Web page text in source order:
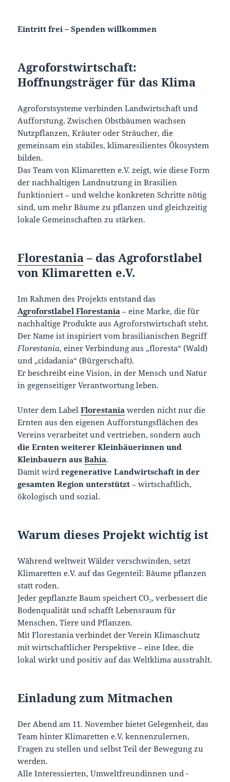
Eintritt frei – Spenden willkommen
Agroforstwirtschaft:
Hoffnungsträger für das Klima
Agroforstsysteme verbinden Landwirtschaft und
Aufforstung. Zwischen Obstbäumen wachsen
Nutzpflanzen, Kräuter oder Sträucher, die
gemeinsam ein stabiles, klimaresilientes Ökosystem
bilden.
Das Team von Klimaretten e.V. zeigt, wie diese Form
der nachhaltigen Landnutzung in Brasilien
funktioniert – und welche konkreten Schritte nötig
sind, um mehr Bäume zu pflanzen und gleichzeitig
lokale Gemeinschaften zu stärken.
Florestania– das Agroforstlabel
von Klimaretten e.V.
Im Rahmen des Projekts entstand das
Agroforstlabel Florestania – eine Marke, die für
nachhaltige Produkte aus Agroforstwirtschaft steht.
Der Name ist inspiriert vom brasilianischen Begriff
Florestania, einer Verbindung aus „floresta“ (Wald)
und „cidadania“ (Bürgerschaft).
Er beschreibt eine Vision, in der Mensch und Natur
in gegenseitiger Verantwortung leben.
Unter dem LabelFlorestania werden nicht nur die
Ernten aus den eigenen Aufforstungsflächen des
Vereins verarbeitet und vertrieben, sondern auch
die Ernten weiterer Kleinbäuerinnen und
Kleinbauern ausBahia.
Damit wirdregenerative Landwirtschaft in der
gesamten Region unterstützt – wirtschaftlich,
ökologisch und sozial.
Warum dieses Projekt wichtig ist
Während weltweit Wälder verschwinden, setzt
Klimaretten e.V. auf das Gegenteil: Bäume pflanzen
statt roden.
Jeder gepflanzte Baum speichert CO₂, verbessert die
Bodenqualität und schafft Lebensraum für
Menschen, Tiere und Pflanzen.
Mit Florestania verbindet der Verein Klimaschutz
mit wirtschaftlicher Perspektive – eine Idee, die
lokal wirkt und positiv auf das Weltklima ausstrahlt.
Einladung zum Mitmachen
Der Abend am 11. November bietet Gelegenheit, das
Team hinter Klimaretten e.V. kennenzulernen,
Fragen zu stellen und selbst Teil der Bewegung zu
werden.
Alle Interessierten, Umweltfreundinnen und -